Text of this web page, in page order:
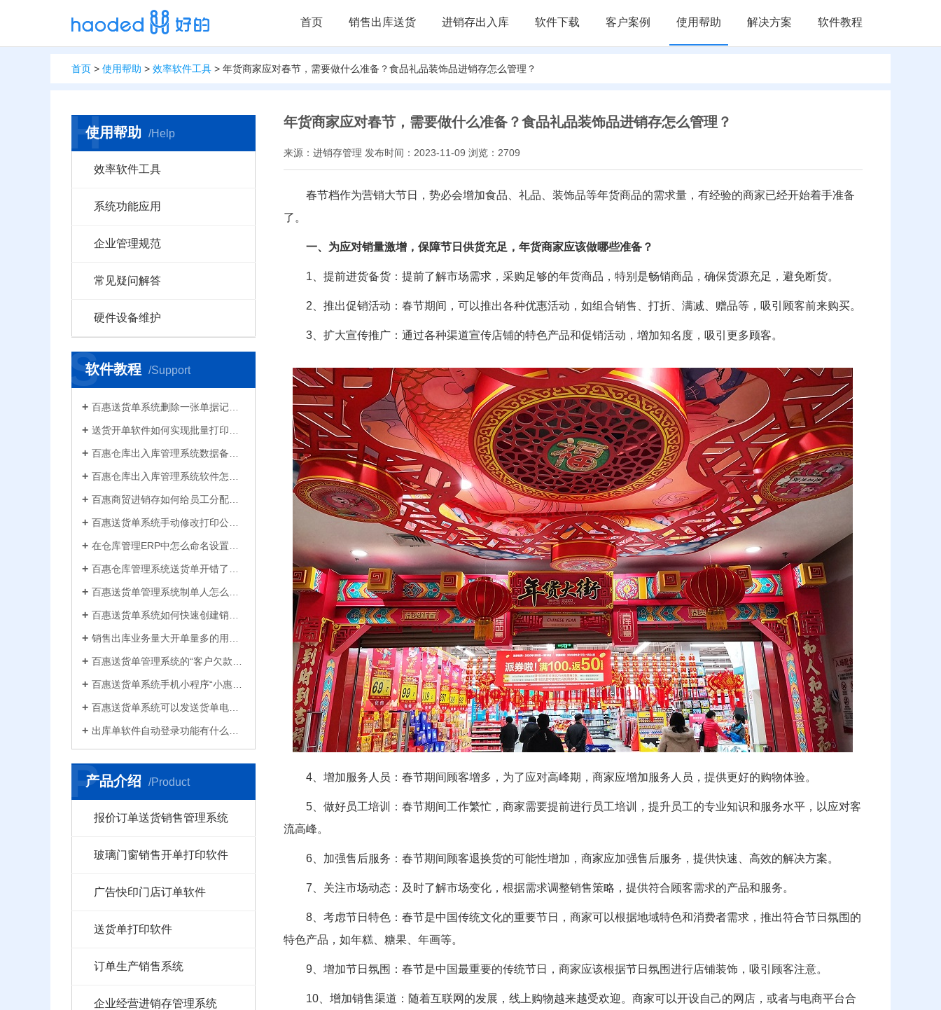
首页 销售出库送货 进销存出入库 软件下载 客户案例 使用帮助 解决方案 软件教程
首页 > 使用帮助 > 效率软件工具 > 年货商家应对春节，需要做什么准备？食品礼品装饰品进销存怎么管理？
使用帮助 /Help
H
效率软件工具
系统功能应用
企业管理规范
常见疑问解答
硬件设备维护
软件教程 /Support
S
百惠送货单系统删除一张单据记录的方法！已打印的话先反审核，删除单据应该注意..
送货开单软件如何实现批量打印？新增录入保存送货单，在批量打印功能，选择多张单打印
百惠仓库出入库管理系统数据备份的方法！存放位置怎么选？生成的备份文件有什么用的..
百惠仓库出入库管理系统软件怎么清空库存数据？需要先备份吗？整理库存量的好处有..
百惠商贸进销存如何给员工分配使用权限？ERP系统权责清晰分工明确带来的各种便利
百惠送货单系统手动修改打印公司名称抬头，支持多个公司名称切换，可设计表格模板
在仓库管理ERP中怎么命名设置仓库名称更科学有效？百惠仓库系统修改仓库名称的方法
百惠仓库管理系统送货单开错了怎么删除？删除单据后会对仓库库存数量会产生什么影响？
百惠送货单管理系统制单人怎么修改？可以设置业务员吗？制单人需要打印在送货单上吗？
百惠送货单系统如何快速创建销售出库单？可直接引用订单、导入Excel、复制历史单据…
销售出库业务量大开单量多的用什么软件？能查询统计收款开票打印？送货单软件有哪些
百惠送货单管理系统的“客户欠款”怎么是计算出来的？如果客户应收款余额有误时应该..
百惠送货单系统手机小程序“小惠助理”登录绑定，在微信给客户好友发电子送货单
百惠送货单系统可以发送货单电子版给客户微信好友，也可以导出Excel送货单！
出库单软件自动登录功能有什么作用和注意事项？怎么关闭百惠软件打开时自动登录?
产品介绍 /Product
P
报价订单送货销售管理系统
玻璃门窗销售开单打印软件
广告快印门店订单软件
送货单打印软件
订单生产销售系统
企业经营进销存管理系统
年货商家应对春节，需要做什么准备？食品礼品装饰品进销存怎么管理？
来源：进销存管理 发布时间：2023-11-09 浏览：2709
春节档作为营销大节日，势必会增加食品、礼品、装饰品等年货商品的需求量，有经验的商家已经开始着手准备
了。
一、为应对销量激增，保障节日供货充足，年货商家应该做哪些准备？
1、提前进货备货：提前了解市场需求，采购足够的年货商品，特别是畅销商品，确保货源充足，避免断货。
2、推出促销活动：春节期间，可以推出各种优惠活动，如组合销售、打折、满减、赠品等，吸引顾客前来购买。
3、扩大宣传推广：通过各种渠道宣传店铺的特色产品和促销活动，增加知名度，吸引更多顾客。
4、增加服务人员：春节期间顾客增多，为了应对高峰期，商家应增加服务人员，提供更好的购物体验。
5、做好员工培训：春节期间工作繁忙，商家需要提前进行员工培训，提升员工的专业知识和服务水平，以应对客
流高峰。
6、加强售后服务：春节期间顾客退换货的可能性增加，商家应加强售后服务，提供快速、高效的解决方案。
7、关注市场动态：及时了解市场变化，根据需求调整销售策略，提供符合顾客需求的产品和服务。
8、考虑节日特色：春节是中国传统文化的重要节日，商家可以根据地域特色和消费者需求，推出符合节日氛围的
特色产品，如年糕、糖果、年画等。
9、增加节日氛围：春节是中国最重要的传统节日，商家应该根据节日氛围进行店铺装饰，吸引顾客注意。
10、增加销售渠道：随着互联网的发展，线上购物越来越受欢迎。商家可以开设自己的网店，或者与电商平台合